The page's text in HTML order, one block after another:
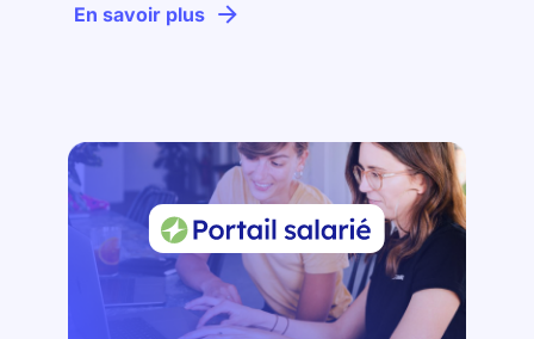
En savoir plus